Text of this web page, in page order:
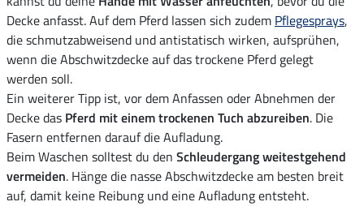
Decke anfasst. Auf dem Pferd lassen sich zudem Pflegesprays,
die schmutzabweisend und antistatisch wirken, aufsprühen,
wenn die Abschwitzdecke auf das trockene Pferd gelegt
werden soll.
Ein weiterer Tipp ist, vor dem Anfassen oder Abnehmen der
Decke das Pferd mit einem trockenen Tuch abzureiben. Die
Fasern entfernen darauf die Aufladung.
Beim Waschen solltest du den Schleudergang weitestgehend
vermeiden. Hänge die nasse Abschwitzdecke am besten breit
auf, damit keine Reibung und eine Aufladung entsteht.